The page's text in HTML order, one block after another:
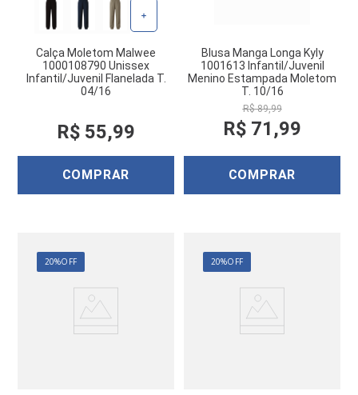
+
Calça Moletom Malwee
1000108790 Unissex
Infantil/Juvenil Flanelada T.
04/16
R$ 55,99
COMPRAR
Blusa Manga Longa Kyly
1001613 Infantil/Juvenil
Menino Estampada Moletom
T. 10/16
R$ 89,99
R$ 71 ,99
COMPRAR
20%OFF 20%OFF